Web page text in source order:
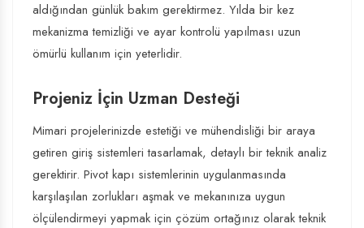
aldığından günlük bakım gerektirmez. Yılda bir kez
mekanizma temizliği ve ayar kontrolü yapılması uzun
ömürlü kullanım için yeterlidir.
Projeniz İçin Uzman Desteği
Mimari projelerinizde estetiği ve mühendisliği bir araya
getiren giriş sistemleri tasarlamak, detaylı bir teknik analiz
gerektirir. Pivot kapı sistemlerinin uygulanmasında
karşılaşılan zorlukları aşmak ve mekanınıza uygun
ölçülendirmeyi yapmak için çözüm ortağınız olarak teknik